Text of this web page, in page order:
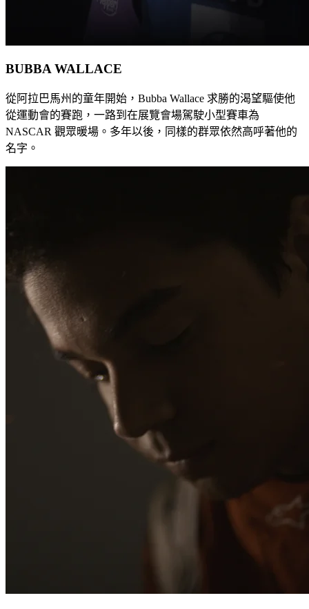
BUBBA WALLACE
從阿拉巴馬州的童年開始，Bubba Wallace 求勝的渴望驅使他
從運動會的賽跑，一路到在展覽會場駕駛小型賽車為
NASCAR 觀眾暖場。多年以後，同樣的群眾依然高呼著他的
名字。